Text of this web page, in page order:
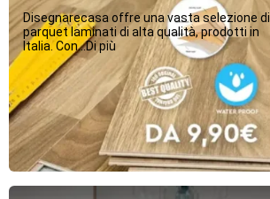
Disegnarecasa offre una vasta selezione di
parquet laminati di alta qualità, prodotti in
Italia. Con...Di più